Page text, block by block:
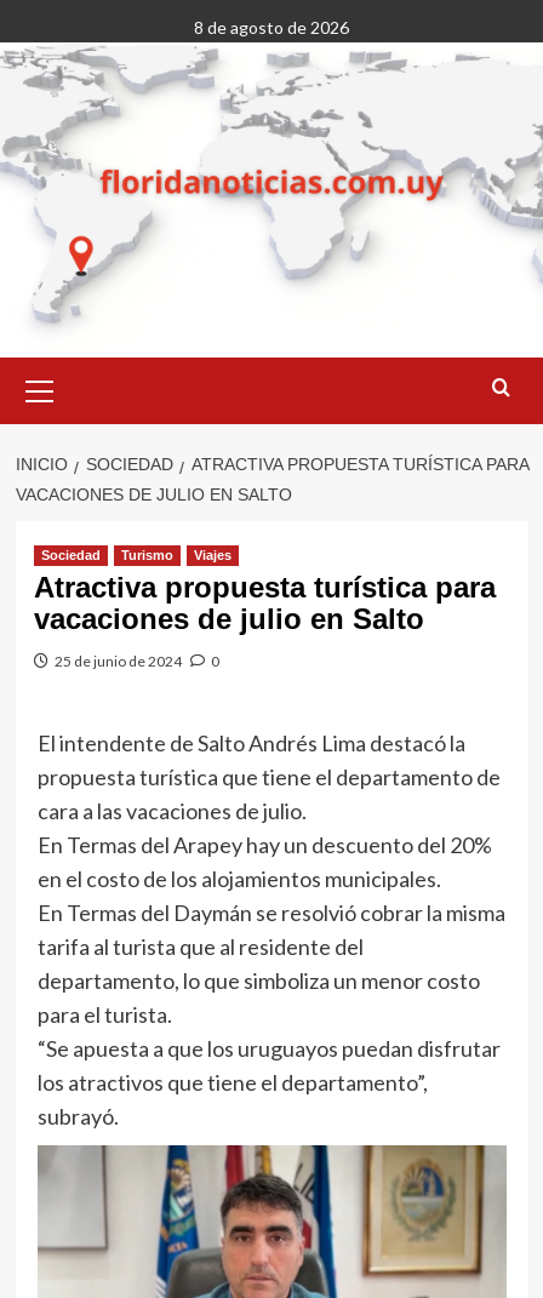
al
contenido
8 de agosto de 2026
primario
INICIO SOCIEDAD
ATRACTIVA PROPUESTA TURÍSTICA PARA
VACACIONES DE JULIO EN SALTO
Sociedad Turismo Viajes
Atractiva propuesta turística para
vacaciones de julio en Salto
25 de junio de 2024 0
El intendente de Salto Andrés Lima destacó la
propuesta turística que tiene el departamento de
cara a las vacaciones de julio.
En Termas del Arapey hay un descuento del 20%
en el costo de los alojamientos municipales.
En Termas del Daymán se resolvió cobrar la misma
tarifa al turista que al residente del
departamento, lo que simboliza un menor costo
para el turista.
“Se apuesta a que los uruguayos puedan disfrutar
los atractivos que tiene el departamento”,
subrayó.